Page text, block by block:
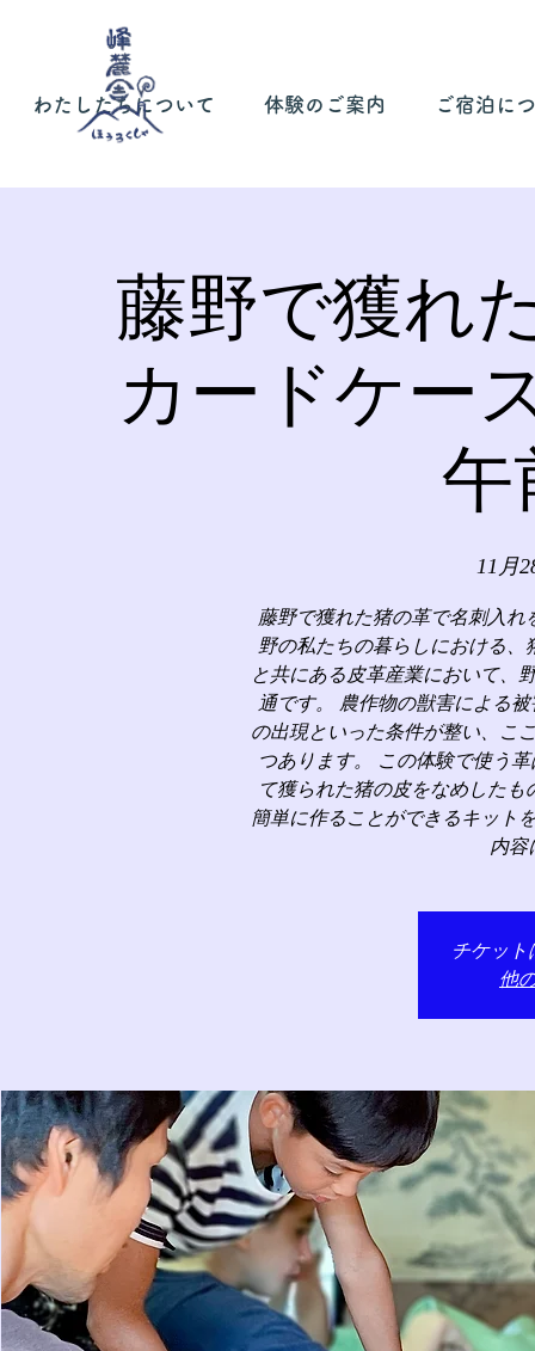
わたしたちについて 体験のご案内 ご宿泊に
藤野で獲れ
カードケー
午
11月
藤野で獲れた猪の革で名刺入
野の私たちの暮らしにおける
と共にある皮革産業において、
通です。 農作物の獣害による
の出現といった条件が整い、こ
つあります。 この体験で使う
て獲られた猪の皮をなめした
簡単に作ることができるキット
内容
チケット
他